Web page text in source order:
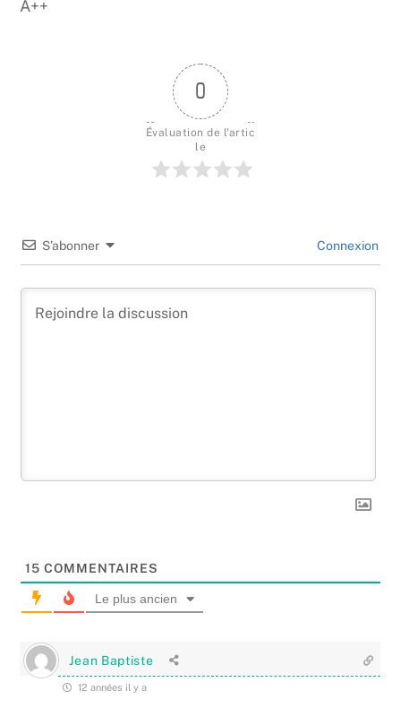
A++
0
Évaluation de l'artic
le
S’abonner Connexion
15 COMMENTAIRES
Le plus ancien
Jean Baptiste
12 années il y a